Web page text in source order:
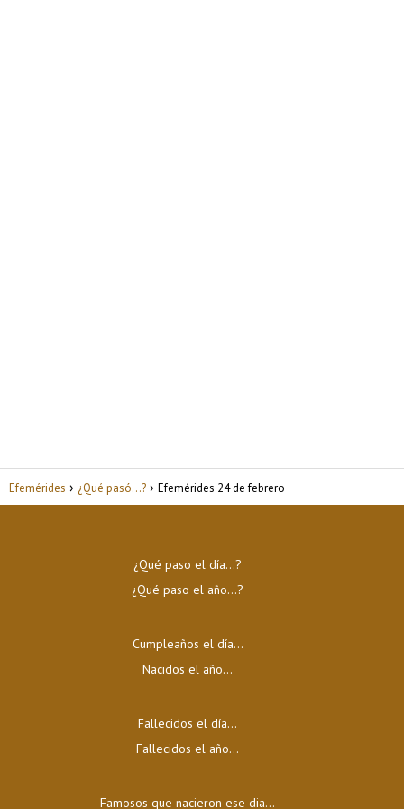
Efemérides ¿Qué pasó...? Efemérides 24 de febrero
¿Qué paso el día…?
¿Qué paso el año…?
Cumpleaños el día…
Nacidos el año…
Fallecidos el día…
Fallecidos el año…
Famosos que nacieron ese dia...